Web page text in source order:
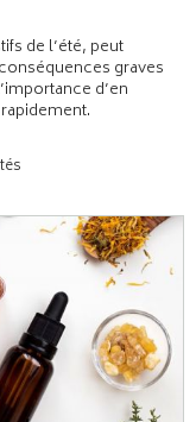
de l’été, peut
graves
d’en